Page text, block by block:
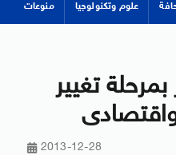
علوم وتكنولوجيا منوعات
تغيير
2013-12-28